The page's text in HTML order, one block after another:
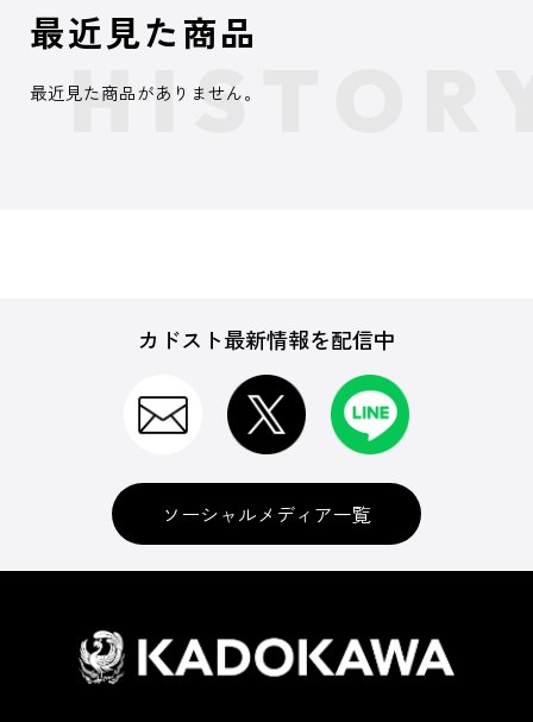
最近見た商品
最近見た商品がありません。
カドスト最新情報を配信中
ソーシャルメディア一覧